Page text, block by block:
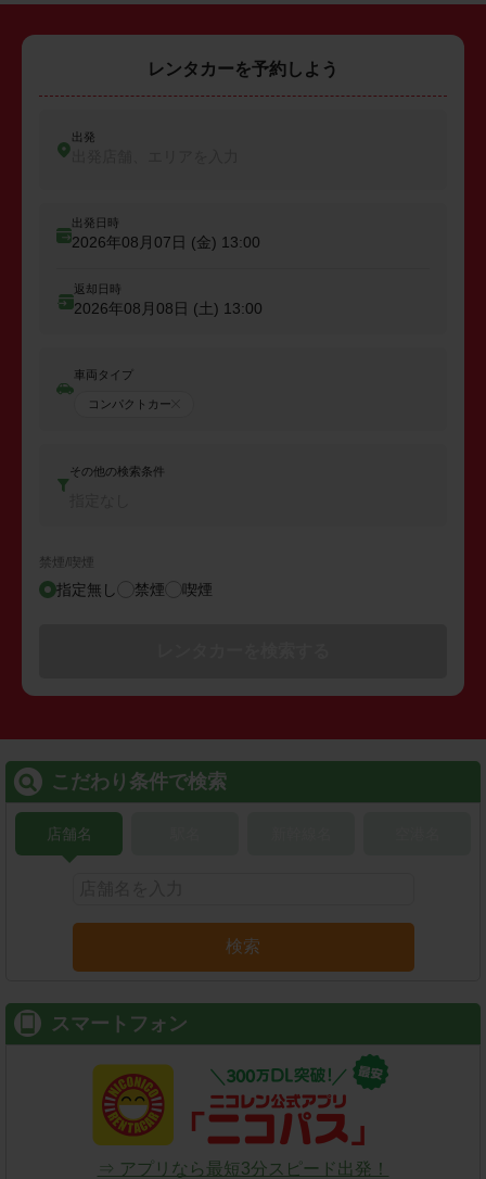
レンタカーを予約しよう
出発
出発日時
2026年08月07日 (金) 13:00
返却日時
2026年08月08日 (土) 13:00
車両タイプ
コンパクトカー
その他の検索条件
禁煙/喫煙
指定無し 禁煙 喫煙
こだわり条件で検索
店舗名
検索
スマートフォン
⇒ アプリなら最短3分スピード出発！